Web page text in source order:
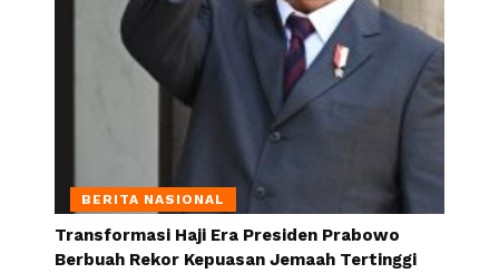
BERITA NASIONAL
Transformasi Haji Era Presiden Prabowo
Berbuah Rekor Kepuasan Jemaah Tertinggi